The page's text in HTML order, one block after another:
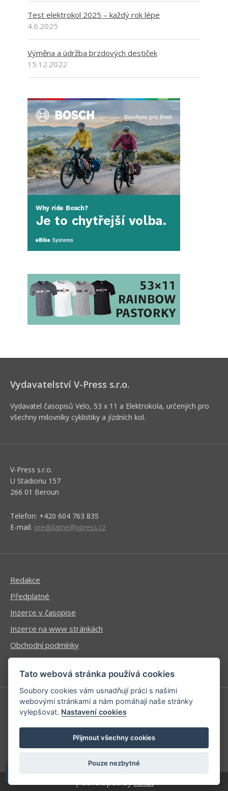
Test elektrokol 2025 – každý rok lépe
4.6.2025
Výměna a údržba brzdových destiček
15.12.2022
Vydavatelství V-Press s.r.o.
Vydavatel časopisů Velo, 53 x 11 a Elektrokola, určených pro
všechny milovníky cyklistiky a jízdních kol.
V-Press s.r.o.
U Stadionu 157
266 01 Beroun
Telefon: +420 604 763 835
E-mail: predplatne@vpress.cz
Redakce
Předplatné
Inzerce v časopise
Inzerce na www stránkách
Obchodní podmínky
Ochrana osobních údajů
Příhlášení | Registrace
Kontaktní informace
Mapa stránek
| developed byKinet
Tato webová stránka používá cookies
Soubory cookies vám usnadňují práci s našimi
webovými stránkami a nám pomáhají naše stránky
vylepšovat. Nastavení cookies
Přijmout všechny cookies
Pouze nezbytné